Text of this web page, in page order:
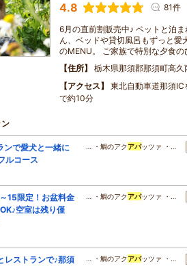
4.8 81件
6月の直前割販売中♪ ペットと泊
ん、ベッドや貸切風呂もずっと愛
のMENU。 ご家族で特別な夕食の
住所
栃木県那須郡那須町高
アクセス
東北自動車道那須
で約10分
ン
で愛犬と一緒に
ルコース
… ・鯛のアクアパッツァ ・…
15限定！お盆料金
空室は残り僅
… ・鯛のアクアパッツァ ・…
レストランで♪那須
… ・鯛のアクアパッツァ ・…